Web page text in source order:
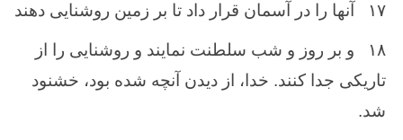
۱۷ آنها را در آسمان ‌قرار داد تا بر زمین‌ روشنایی دهند
۱۸
و بر روز و شب ‌سلطنت‌ نمایند و روشنایی را از
تاریكی جدا كنند. خدا، از دیدن‌ آنچه ‌شده‌ بود، خشنود
شد.